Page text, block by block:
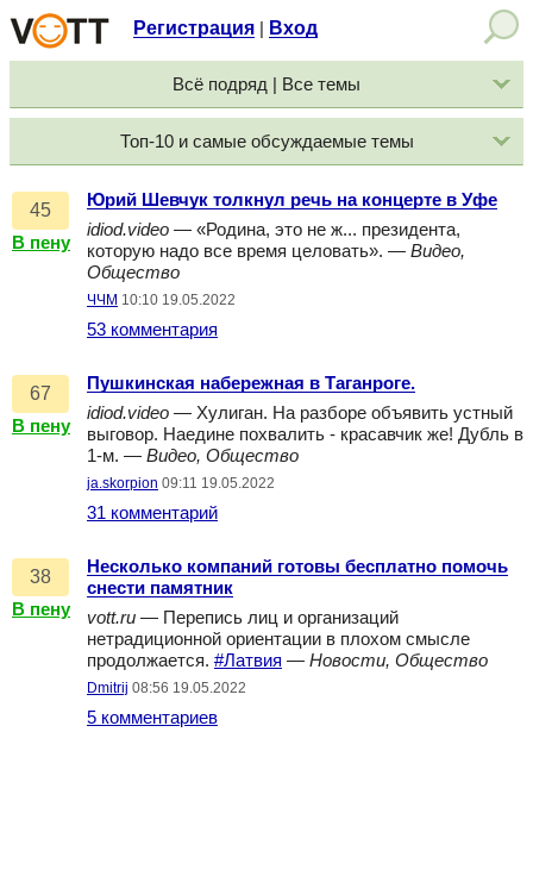
Регистрация Вход
Всё подряд | Все темы
Топ-10 и самые обсуждаемые темы
45
В пену
Юрий Шевчук толкнул речь на концерте в Уфе
idiod.video — «Родина, это не ж... президента,
которую надо все время целовать». — Видео,
Общество
ЧЧМ 10:10 19.05.2022
53 комментария
67
В пену
Пушкинская набережная в Таганроге.
idiod.video — Хулиган. На разборе объявить устный
выговор. Наедине похвалить - красавчик же! Дубль в
1-м. — Видео, Общество
ja.skorpion 09:11 19.05.2022
31 комментарий
38
В пену
Несколько компаний готовы бесплатно помочь
снести памятник
vott.ru — Перепись лиц и организаций
нетрадиционной ориентации в плохом смысле
продолжается. #Латвия — Новости, Общество
Dmitrij 08:56 19.05.2022
5 комментариев